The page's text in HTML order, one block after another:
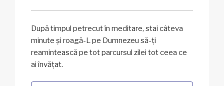
După timpul petrecut în meditare, stai câteva
minute și roagă-L pe Dumnezeu să-ți
reamintească pe tot parcursul zilei tot ceea ce
ai învățat.